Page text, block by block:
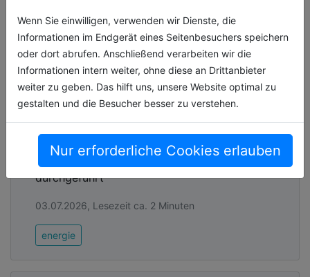
Wenn Sie einwilligen, verwenden wir Dienste, die
Informationen im Endgerät eines Seitenbesuchers speichern
oder dort abrufen. Anschließend verarbeiten wir die
Informationen intern weiter, ohne diese an Drittanbieter
weiter zu geben. Das hilft uns, unsere Website optimal zu
gestalten und die Besucher besser zu verstehen.
Nur erforderliche Cookies erlauben
27 Prozent weniger
Energieverbrauch: Stadt Wolfsburg
optimiert Wärmemanagement in
Schulen
Stadt Wolfsburg setzt auf intelligente
Thermostate, um Energieverbrauch in
Schulen zu senken Bonus: hydraulischer
Abgleich digital und ohne weiteren Aufwand
durchgeführt
03.07.2026, Lesezeit ca. 2 Minuten
energie